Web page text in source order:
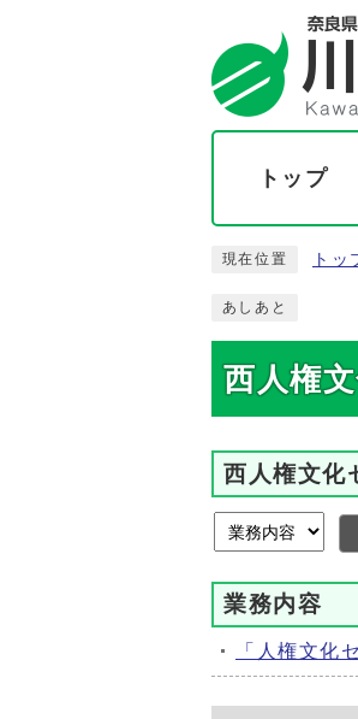
トップ
現在位置 トッ
あしあと
西人権
西人権文化
業務内容
「人権文化